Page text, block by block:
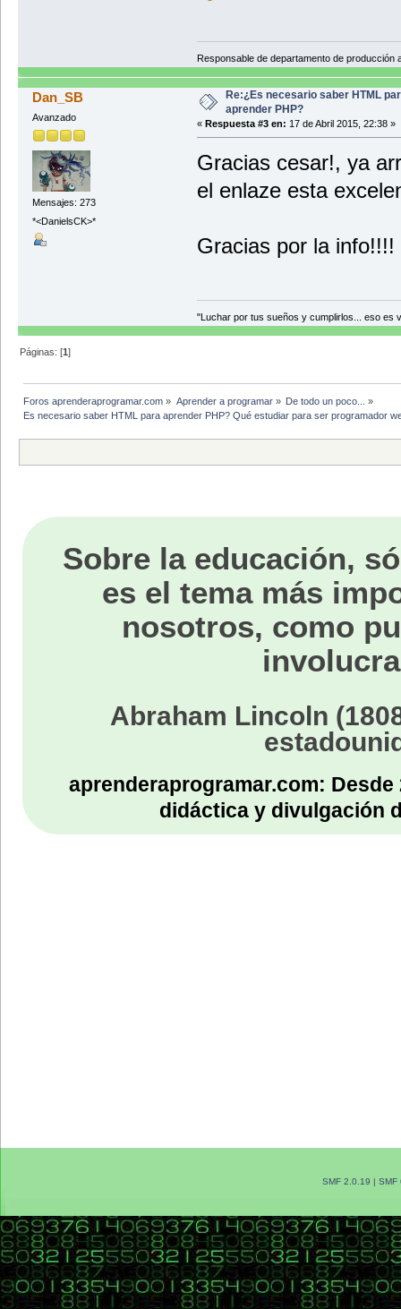
Responsable de departamento de producción
Dan_SB
Avanzado
Mensajes: 273
*<DanielsCK>*
Re:¿Es necesario saber HTML
aprender PHP?
« Respuesta #3 en: 17 de Abril 2015, 22:38 »
Gracias cesar!, ya
el enlaze esta
Gracias por la
"Luchar por tus sueños y cumplirlos... eso es
Páginas: [1]
Foros aprenderaprogramar.com » Aprender a programar» De todo un poco...
»
Es necesario saber HTML para aprender PHP? Qué estudiar para ser programador
Sobre la educación,
es el tema más
nosotros, como
Abraham Lincoln
aprenderaprogramar.com:
didáctica y divulgación
SMF 2.0.19 | SMF